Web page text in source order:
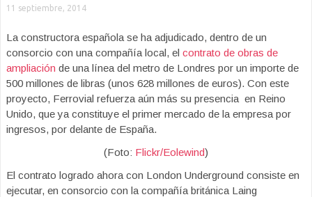
11 septiembre, 2014
La constructora española se ha adjudicado, dentro de un
consorcio con una compañía local, el contrato de obras de
ampliación de una línea del metro de Londres por un importe de
500 millones de libras (unos 628 millones de euros). Con este
proyecto, Ferrovial refuerza aún más su presencia en Reino
Unido, que ya constituye el primer mercado de la empresa por
ingresos, por delante de España.
(Foto: Flickr/Eolewind)
El contrato logrado ahora con London Underground consiste en
ejecutar, en consorcio con la compañía británica Laing